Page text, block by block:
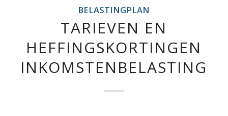
BELASTINGPLAN
TARIEVEN EN
HEFFINGSKORTINGEN
INKOMSTENBELASTING